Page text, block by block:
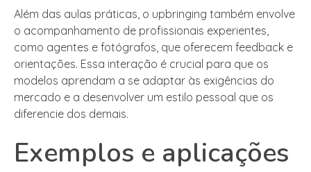
Além das aulas práticas, o upbringing também envolve
o acompanhamento de profissionais experientes,
como agentes e fotógrafos, que oferecem feedback e
orientações. Essa interação é crucial para que os
modelos aprendam a se adaptar às exigências do
mercado e a desenvolver um estilo pessoal que os
diferencie dos demais.
Exemplos e aplicações